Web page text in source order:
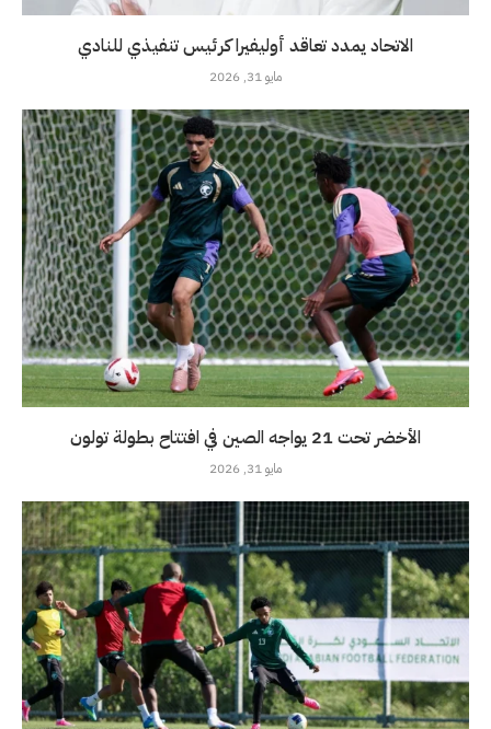
الاتحاد يمدد تعاقد أوليفيرا كرئيس تنفيذي للنادي
مايو 31, 2026
الأخضر تحت 21 يواجه الصين في افتتاح بطولة تولون
مايو 31, 2026